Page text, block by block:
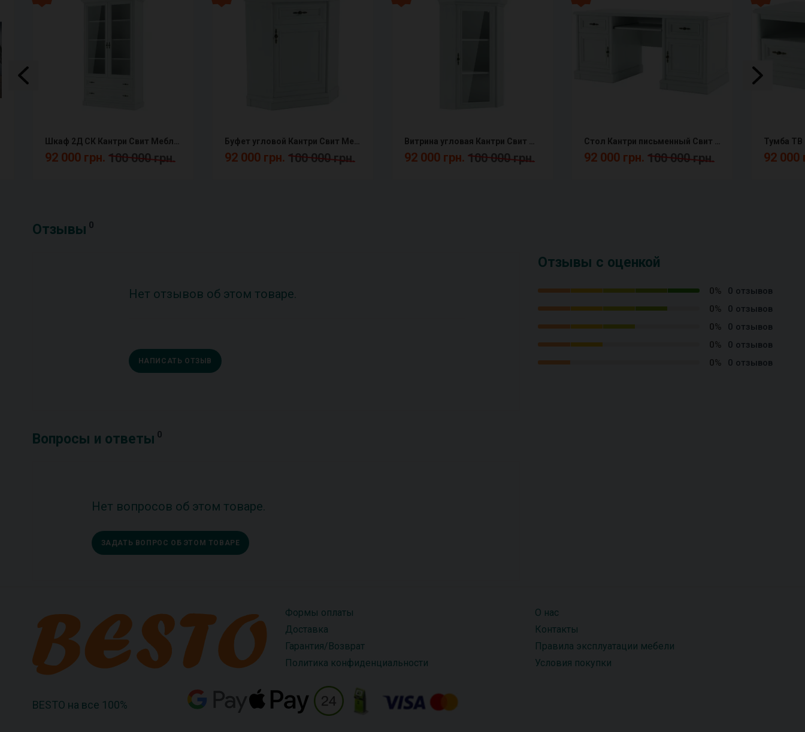
92 000 грн. 100 000 грн. 92 000 грн. 100 000 грн. 92 000 грн. 100 000 грн. 92 000 грн. 100 000 грн. 92 000
Отзывы 0
Нет отзывов об этом товаре.
НАПИСАТЬ ОТЗЫВ
Отзывы с оценкой
0%
0 отзывов
0%
0 отзывов
0%
0 отзывов
0%
0 отзывов
0%
0 отзывов
Вопросы и ответы 0
Нет вопросов об этом товаре.
ЗАДАТЬ ВОПРОС ОБ ЭТОМ ТОВАРЕ
BESTO на все 100%
Формы оплаты
Доставка
Гарантия/Возврат
Политика конфиденциальности
О нас
Контакты
Правила эксплуатации мебели
Условия покупки